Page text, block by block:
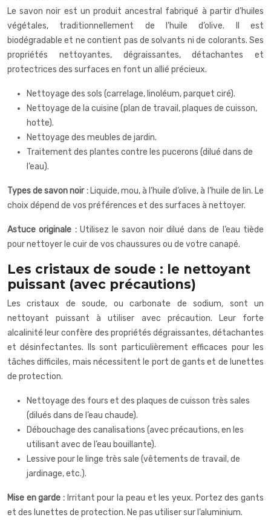
Le savon noir est un produit ancestral fabriqué à partir d’huiles
végétales, traditionnellement de l’huile d’olive. Il est
biodégradable et ne contient pas de solvants ni de colorants. Ses
propriétés nettoyantes, dégraissantes, détachantes et
protectrices des surfaces en font un allié précieux.
Nettoyage des sols (carrelage, linoléum, parquet ciré).
Nettoyage de la cuisine (plan de travail, plaques de cuisson,
hotte).
Nettoyage des meubles de jardin.
Traitement des plantes contre les pucerons (dilué dans de
l’eau).
Types de savon noir : Liquide, mou, à l’huile d’olive, à l’huile de lin. Le
choix dépend de vos préférences et des surfaces à nettoyer.
Astuce originale : Utilisez le savon noir dilué dans de l’eau tiède
pour nettoyer le cuir de vos chaussures ou de votre canapé.
Les cristaux de soude : le nettoyant
puissant (avec précautions)
Les cristaux de soude, ou carbonate de sodium, sont un
nettoyant puissant à utiliser avec précaution. Leur forte
alcalinité leur confère des propriétés dégraissantes, détachantes
et désinfectantes. Ils sont particulièrement efficaces pour les
tâches difficiles, mais nécessitent le port de gants et de lunettes
de protection.
Nettoyage des fours et des plaques de cuisson très sales
(dilués dans de l’eau chaude).
Débouchage des canalisations (avec précautions, en les
utilisant avec de l’eau bouillante).
Lessive pour le linge très sale (vêtements de travail, de
jardinage, etc.).
Mise en garde : Irritant pour la peau et les yeux. Portez des gants
et des lunettes de protection. Ne pas utiliser sur l’aluminium.